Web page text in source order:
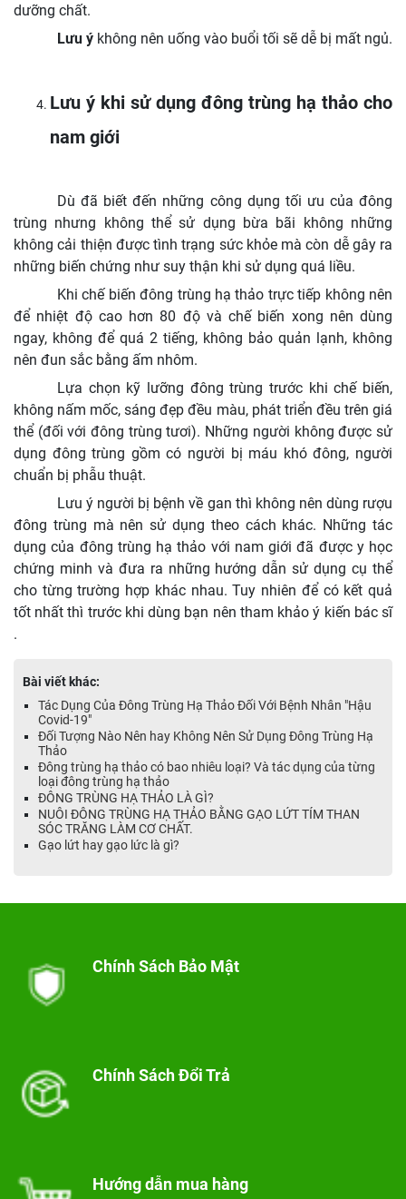
dưỡng chất.
Lưu ý không nên uống vào buổi tối sẽ dễ bị mất ngủ.
Lưu ý khi sử dụng đông trùng hạ thảo cho
nam giới
Dù đã biết đến những công dụng tối ưu của đông
trùng nhưng không thể sử dụng bừa bãi không những
không cải thiện được tình trạng sức khỏe mà còn dễ gây ra
những biến chứng như suy thận khi sử dụng quá liều.
Khi chế biến đông trùng hạ thảo trực tiếp không nên
để nhiệt độ cao hơn 80 độ và chế biến xong nên dùng
ngay, không để quá 2 tiếng, không bảo quản lạnh, không
nên đun sắc bằng ấm nhôm.
Lựa chọn kỹ lưỡng đông trùng trước khi chế biến,
không nấm mốc, sáng đẹp đều màu, phát triển đều trên giá
thể (đối với đông trùng tươi). Những người không được sử
dụng đông trùng gồm có người bị máu khó đông, người
chuẩn bị phẫu thuật.
Lưu ý người bị bệnh về gan thì không nên dùng rượu
đông trùng mà nên sử dụng theo cách khác. Những tác
dụng của đông trùng hạ thảo với nam giới đã được y học
chứng minh và đưa ra những hướng dẫn sử dụng cụ thể
cho từng trường hợp khác nhau. Tuy nhiên để có kết quả
tốt nhất thì trước khi dùng bạn nên tham khảo ý kiến bác sĩ
.
Bài viết khác:
Tác Dụng Của Đông Trùng Hạ Thảo Đối Với Bệnh Nhân "Hậu
Covid-19"
Đối Tượng Nào Nên hay Không Nên Sử Dụng Đông Trùng Hạ
Thảo
Đông trùng hạ thảo có bao nhiêu loại? Và tác dụng của từng
loại đông trùng hạ thảo
ĐÔNG TRÙNG HẠ THẢO LÀ GÌ?
NUÔI ĐÔNG TRÙNG HẠ THẢO BẰNG GẠO LỨT TÍM THAN
SÓC TRĂNG LÀM CƠ CHẤT.
Gạo lứt hay gạo lức là gì?
Chính Sách Bảo Mật
Chính Sách Đổi Trả
Hướng dẫn mua hàng